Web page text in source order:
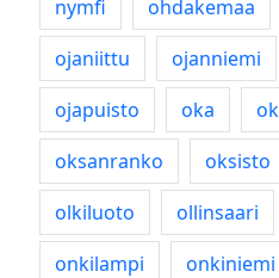
nymfi
ohdakemaa
ojaniittu
ojanniemi
ojapuisto
oka
oksanranko
oksisto
olkiluoto
ollinsaari
onkilampi
onkiniemi